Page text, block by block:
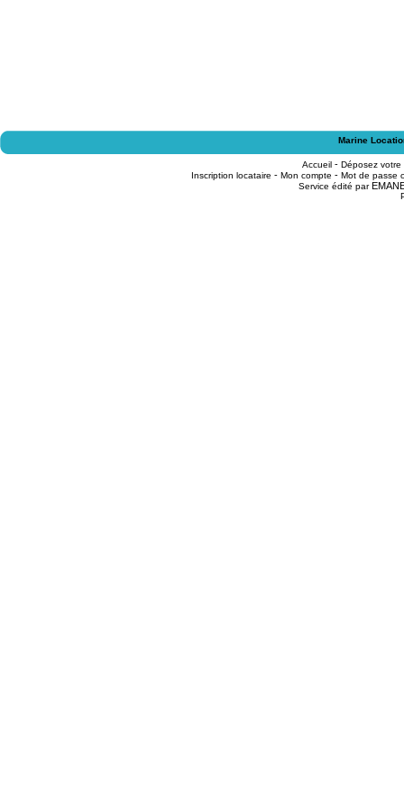
Marine
Accueil - Déposez
Inscription locataire - Mon compte - Mot de passe
Service édité par